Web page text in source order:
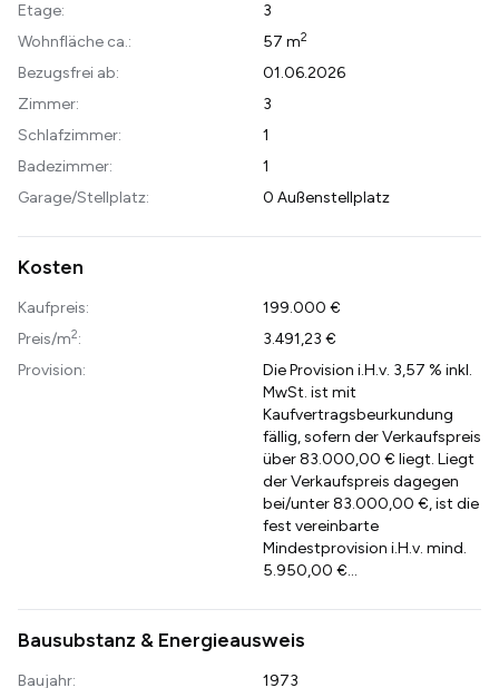
Etage:
3
Wohnfläche ca.:
57 m2
Bezugsfrei ab:
01.06.2026
Zimmer:
3
Schlafzimmer:
1
Badezimmer:
1
Garage/Stellplatz:
0 Außenstellplatz
Kosten
Kaufpreis:
199.000 €
Preis/m2:
3.491,23 €
Provision:
Die Provision i.H.v. 3,57 % inkl.
MwSt. ist mit
Kaufvertragsbeurkundung
fällig, sofern der Verkaufspreis
über 83.000,00 € liegt. Liegt
der Verkaufspreis dagegen
bei/unter 83.000,00 €, ist die
fest vereinbarte
Mindestprovision i.H.v. mind.
5.950,00 €...
Bausubstanz & Energieausweis
Baujahr:
1973